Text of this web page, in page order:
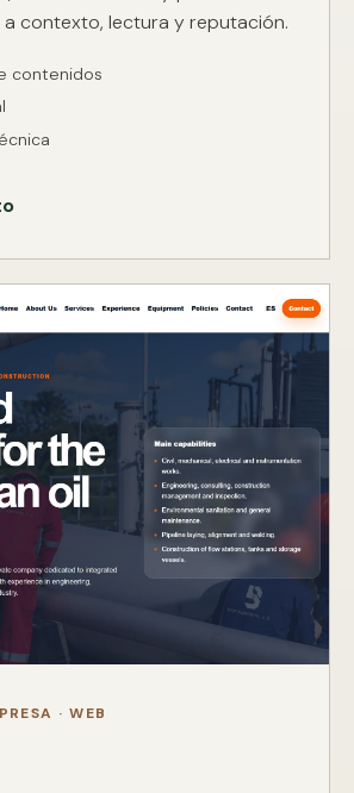
contexto, lectura y reputación.
contenidos
· WEB